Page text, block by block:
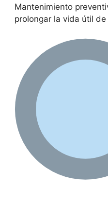
Mantenimiento
prolongar la vida útil